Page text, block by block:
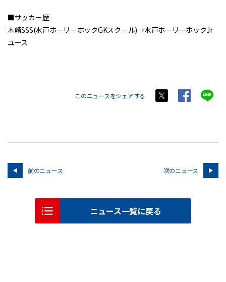
■サッカー歴
木崎SSS(水戸ホーリーホックGKスクール)→水戸ホーリーホックJr
ユース
このニュースをシェアする
前のニュース 次のニュース
ニュース一覧に戻る